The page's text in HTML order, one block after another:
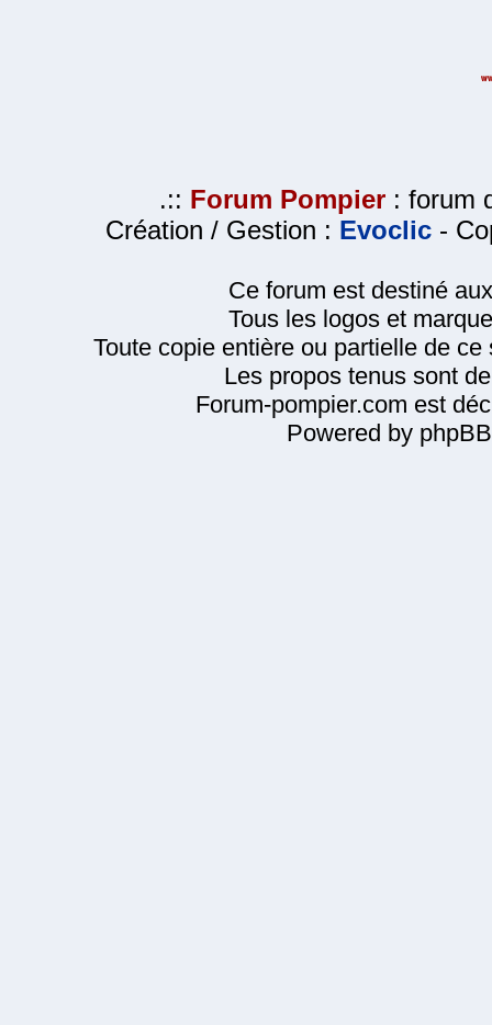
.:: Forum Pompier : forum
Création / Gestion : Evoclic -
Ce forum est destiné
Tous les logos et
Toute copie entière ou partielle de
Les propos tenus sont
Forum-pompier.com est
Powered by